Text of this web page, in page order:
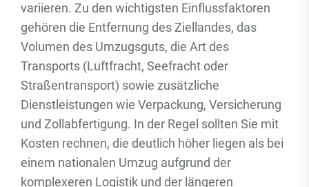
variieren. Zu den wichtigsten Einflussfaktoren
gehören die Entfernung des Ziellandes, das
Volumen des Umzugsguts, die Art des
Transports (Luftfracht, Seefracht oder
Straßentransport) sowie zusätzliche
Dienstleistungen wie Verpackung, Versicherung
und Zollabfertigung. In der Regel sollten Sie mit
Kosten rechnen, die deutlich höher liegen als bei
einem nationalen Umzug aufgrund der
komplexeren Logistik und der längeren